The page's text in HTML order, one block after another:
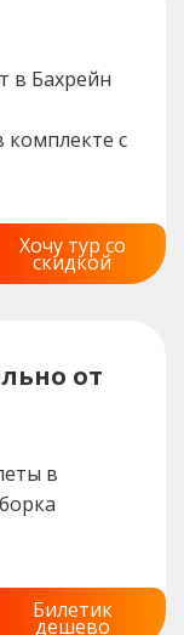
в Бахрейн
с
Хочу тур со
скидкой
от
в
Билетик
дешево